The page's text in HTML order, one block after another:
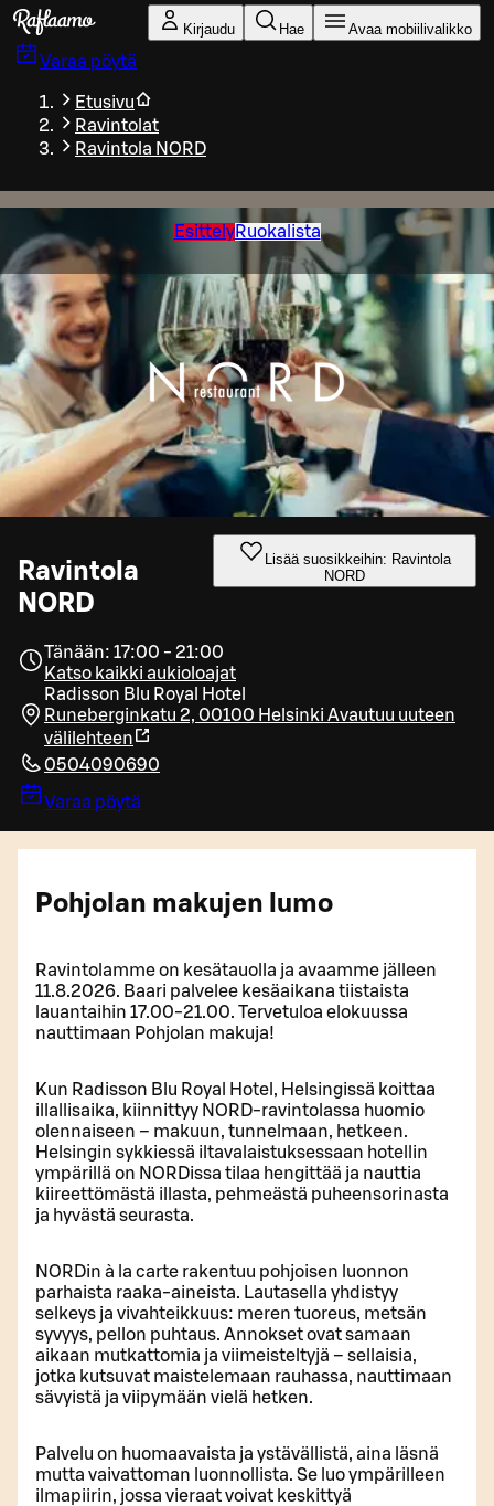
Siirry pääsisältöön
Kirjaudu Hae Avaa mobiilivalikko
Varaa pöytä
Etusivu
Ravintolat
Ravintola NORD
EsittelyRuokalista
Ravintola
NORD
Lisää suosikkeihin: Ravintola
NORD
Tänään: 17:00 - 21:00
Katso kaikki aukioloajat
Radisson Blu Royal Hotel
Runeberginkatu 2, 00100 Helsinki Avautuu uuteen
välilehteen
0504090690
Varaa pöytä
Pohjolan makujen lumo
Ravintolamme on kesätauolla ja avaamme jälleen
11.8.2026. Baari palvelee kesäaikana tiistaista
lauantaihin 17.00-21.00. Tervetuloa elokuussa
nauttimaan Pohjolan makuja!
Kun Radisson Blu Royal Hotel, Helsingissä koittaa
illallisaika, kiinnittyy NORD-ravintolassa huomio
olennaiseen – makuun, tunnelmaan, hetkeen.
Helsingin sykkiessä iltavalaistuksessaan hotellin
ympärillä on NORDissa tilaa hengittää ja nauttia
kiireettömästä illasta, pehmeästä puheensorinasta
ja hyvästä seurasta.
NORDin à la carte rakentuu pohjoisen luonnon
parhaista raaka-aineista. Lautasella yhdistyy
selkeys ja vivahteikkuus: meren tuoreus, metsän
syvyys, pellon puhtaus. Annokset ovat samaan
aikaan mutkattomia ja viimeisteltyjä – sellaisia,
jotka kutsuvat maistelemaan rauhassa, nauttimaan
sävyistä ja viipymään vielä hetken.
Palvelu on huomaavaista ja ystävällistä, aina läsnä
mutta vaivattoman luonnollista. Se luo ympärilleen
ilmapiirin, jossa vieraat voivat keskittyä